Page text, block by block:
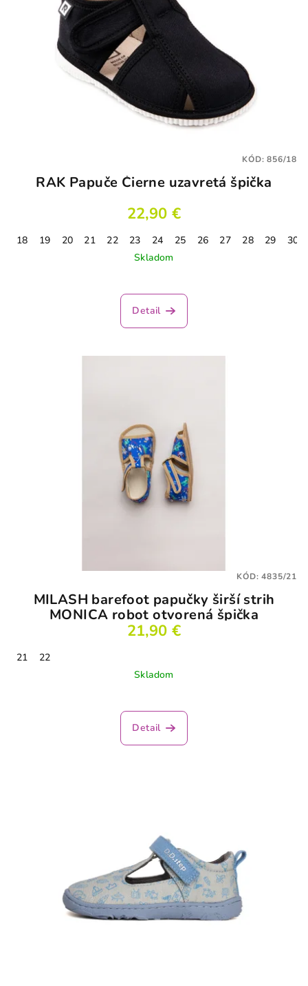
RAK Papuče Čierne uzavretá špička
22,90 €
18 19 20 21 22 23 24 25 26 27 28 29
30
Skladom
Detail
KÓD:856/18
MILASH barefoot papučky širší strih
MONICA robot otvorená špička
21,90 €
21
22
Skladom
hodnotenie
produktu
Detail
KÓD:4835/21